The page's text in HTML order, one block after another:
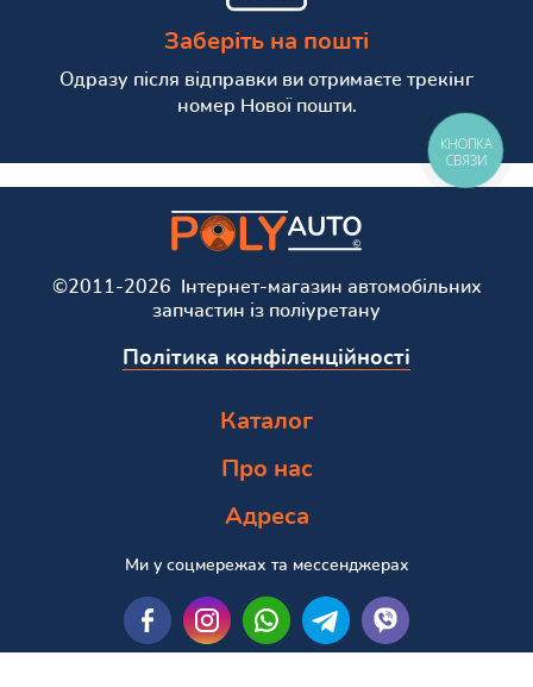
Заберіть на пошті
Одразу після відправки ви отримаєте трекінг
номер Нової пошти.
©2011-2026 Інтернет-магазин автомобільних
запчастин із поліуретану
Політика конфіленційності
Каталог
Про нас
Адреса
Ми у соцмережах та мессенджерах
КНОПКА
СВЯЗИ